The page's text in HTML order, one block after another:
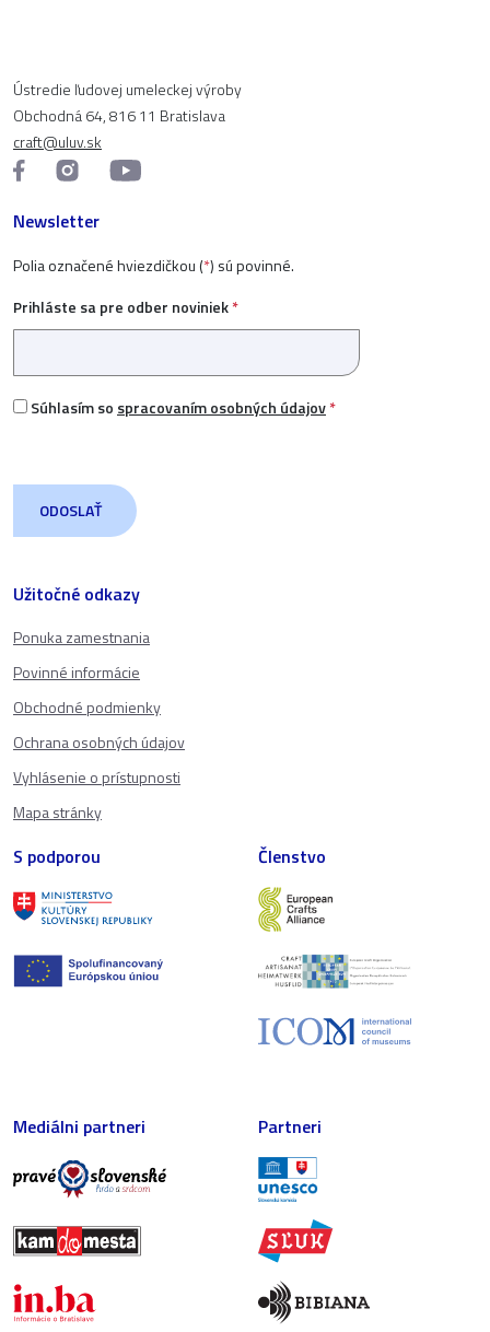
Užitočné odkazy
Ponuka zamestnania
Povinné informácie
Obchodné podmienky
Ochrana osobných údajov
Vyhlásenie o prístupnosti
Mapa stránky
Ústredie ľudovej umeleckej výroby
Obchodná 64, 816 11 Bratislava
craft@uluv.sk
Newsletter
Polia označené hviezdičkou (*) sú povinné.
Prihláste sa pre odber noviniek*
Súhlasím so spracovaním osobných údajov*
S podporou Členstvo
Mediálni partneri Partneri